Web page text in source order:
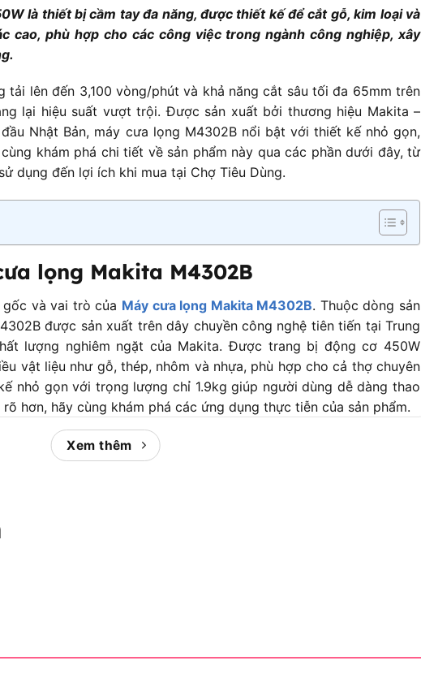
cao cấp, cách điện kép
lục giác (783201-2)
kế nhỏ gọn, nhẹ, dễ thao tác trong không gian hẹp
độ thay đổi linh hoạt, phù hợp nhiều vật liệu
cầm công thái học, chống trượt
thống cách điện kép đảm bảo an toàn
là thiết bị cầm tay đa năng, được thiết kế để cắt gỗ, kim loại và
cao, phù hợp cho các công việc trong ngành công nghiệp, xây
tải lên đến 3,100 vòng/phút và khả năng cắt sâu tối đa 65mm trên
lại hiệu suất vượt trội. Được sản xuất bởi thương hiệu Makita –
Nhật Bản, máy cưa lọng M4302B nổi bật với thiết kế nhỏ gọn,
khám phá chi tiết về sản phẩm này qua các phần dưới đây, từ
dụng đến lợi ích khi mua tại Chợ Tiêu Dùng.
lọng Makita M4302B
và vai trò của Máy cưa lọng Makita M4302B. Thuộc dòng sản
được sản xuất trên dây chuyền công nghệ tiên tiến tại Trung
lượng nghiêm ngặt của Makita. Được trang bị động cơ 450W
vật liệu như gỗ, thép, nhôm và nhựa, phù hợp cho cả thợ chuyên
nhỏ gọn với trọng lượng chỉ 1.9kg giúp người dùng dễ dàng thao
hơn, hãy cùng khám phá các ứng dụng thực tiễn của sản phẩm.
máy cưa lọng Makita M4302B
được thiết kế để đáp ứng nhu cầu cắt vật liệu trong nhiều lĩnh
linh hoạt, sản phẩm là trợ thủ đắc lực cho các công việc đòi hỏi
phân tích chi tiết về công dụng và đối tượng sử dụng:
Xem thêm